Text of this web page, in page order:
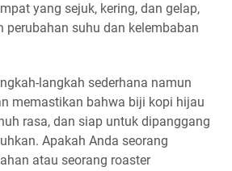
yang sejuk, kering, dan gelap,
perubahan suhu dan kelembaban
langkah sederhana namun
memastikan bahwa biji kopi hijau
rasa, dan siap untuk dipanggang
Apakah Anda seorang
atau seorang roaster